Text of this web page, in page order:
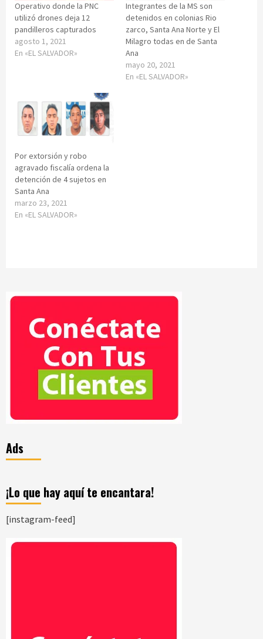
Operativo donde la PNC
utilizó drones deja 12
pandilleros capturados
agosto 1, 2021
En «EL SALVADOR»
Integrantes de la MS son
detenidos en colonias Rio
zarco, Santa Ana Norte y El
Milagro todas en de Santa
Ana
mayo 20, 2021
En «EL SALVADOR»
Por extorsión y robo
agravado fiscalía ordena la
detención de 4 sujetos en
Santa Ana
marzo 23, 2021
En «EL SALVADOR»
Ads
¡Lo que hay aquí te encantara!
[instagram-feed]